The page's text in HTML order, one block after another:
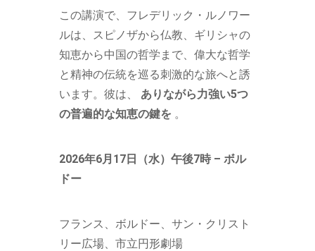
この講演で、フレデリック・ルノワー
ルは、スピノザから仏教、ギリシャの
知恵から中国の哲学まで、偉大な哲学
と精神の伝統を巡る刺激的な旅へと誘
います。彼は、 ありながら力強い5つ
の普遍的な知恵の鍵を 。
2026年6月17日（水）午後7時 – ボル
ドー
フランス、ボルドー、サン・クリスト
リー広場、市立円形劇場